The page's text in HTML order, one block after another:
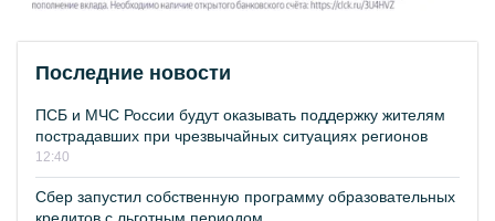
Последние новости
ПСБ и МЧС России будут оказывать поддержку жителям
пострадавших при чрезвычайных ситуациях регионов
12:40
Сбер запустил собственную программу образовательных